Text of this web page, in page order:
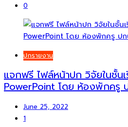
0
ปกรายงาน
แจกฟรี ไฟล์หน้าปก วิจัยในชั้นเ
PowerPoint โดย ห้องพักครู
June 25, 2022
1